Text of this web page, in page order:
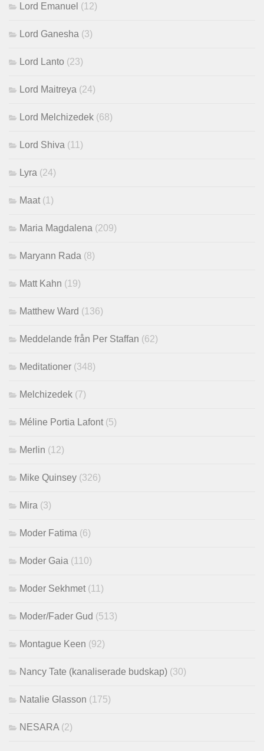
Lord Emanuel (12)
Lord Ganesha (3)
Lord Lanto (23)
Lord Maitreya (24)
Lord Melchizedek (68)
Lord Shiva (11)
Lyra (24)
Maat (1)
Maria Magdalena (209)
Maryann Rada (8)
Matt Kahn (19)
Matthew Ward (136)
Meddelande från Per Staffan (62)
Meditationer (348)
Melchizedek (7)
Méline Portia Lafont (5)
Merlin (12)
Mike Quinsey (326)
Mira (3)
Moder Fatima (6)
Moder Gaia (110)
Moder Sekhmet (11)
Moder/Fader Gud (513)
Montague Keen (92)
Nancy Tate (kanaliserade budskap) (30)
Natalie Glasson (175)
NESARA (2)